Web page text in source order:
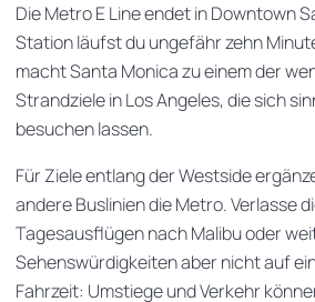
Die Metro E Line endet in Downtown
Station läufst du ungefähr zehn
macht Santa Monica zu einem der
Strandziele in Los Angeles, die sich
besuchen lassen.
Für Ziele entlang der Westside
andere Buslinien die Metro. Verlasse
Tagesausflügen nach Malibu oder
Sehenswürdigkeiten aber nicht auf
Fahrzeit: Umstiege und Verkehr